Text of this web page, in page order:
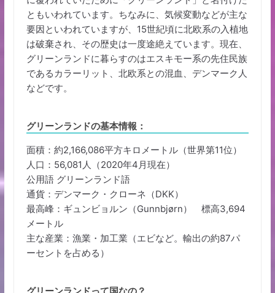
ともいわれています。ちなみに、気候変動などが主な
要因といわれていますが、15世紀頃に北欧系の入植地
は破棄され、その歴史は一度途絶えています。現在、
グリーンランドに暮らすのはエスキモー系の先住民族
であるカラーリット、北欧系との混血、デンマーク人
などです。
グリーンランドの基本情報：
面積：約2,166,086平方キロメートル（世界第11位）
人口：56,081人（2020年4月現在）
公用語 グリーンランド語
通貨：デンマーク・クローネ（DKK）
最高峰：ギュンビョルン（Gunnbjørn） 標高3,694
メートル
主な産業：漁業・加工業（エビなど。輸出の約87パ
ーセントを占める）